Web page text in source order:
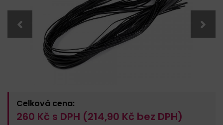
Celková cena:
260 Kč s DPH (214,90 Kč bez DPH)